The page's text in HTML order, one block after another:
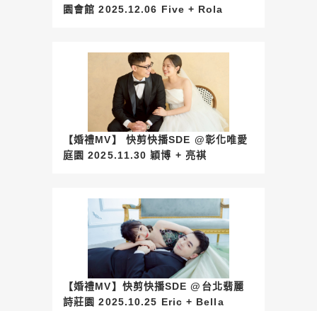
園會館 2025.12.06 Five + Rola
【婚禮MV】 快剪快播SDE @彰化唯愛
庭園 2025.11.30 穎博 + 亮褀
【婚禮MV】快剪快播SDE @台北翡麗
詩莊園 2025.10.25 Eric + Bella